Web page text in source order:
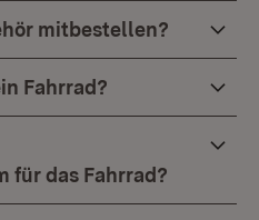
mitbestellen?
Fahrrad?
für das Fahrrad?